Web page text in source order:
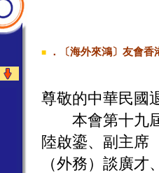
■ ．〔海外來鴻〕友會
尊敬的中華民國
本會第十九屆
陸啟鎏、副主席
（外務）談廣